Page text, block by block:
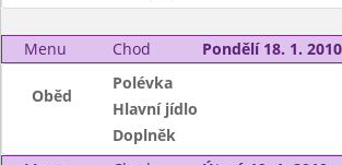
Menu Chod Pondělí 18. 1. 2010
Oběd
Polévka
Hlavní jídlo
Doplněk